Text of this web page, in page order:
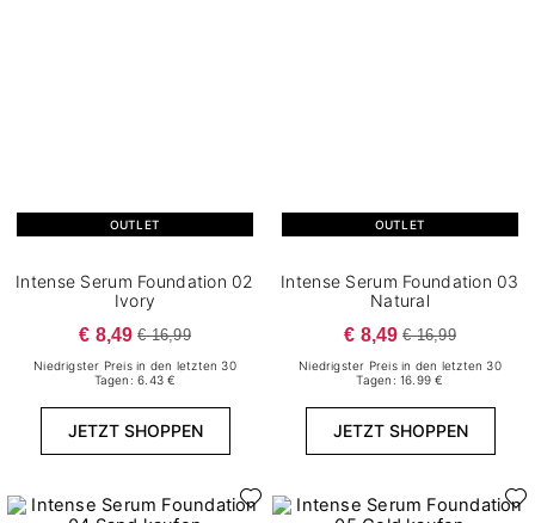
OUTLET
Intense Serum Foundation 02
Ivory
€ 8,49 € 16,99
Niedrigster Preis in den letzten 30
Tagen: 6.43 €
JETZT SHOPPEN
OUTLET
Intense Serum Foundation 03
Natural
€ 8,49 € 16,99
Niedrigster Preis in den letzten 30
Tagen: 16.99 €
JETZT SHOPPEN